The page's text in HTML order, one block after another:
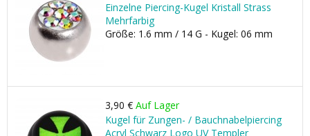
Einzelne Piercing-Kugel Kristall Strass
Mehrfarbig
Größe: 1.6 mm / 14 G - Kugel: 06 mm
3,90 € Auf Lager
Kugel für Zungen- / Bauchnabelpiercing
Acryl Schwarz Logo UV Templer